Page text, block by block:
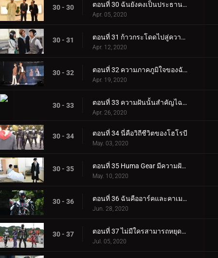
30 - 30 ตอนที่ 30 ฉันยังคงเป็นประธานและเป็นคาเมนไรเดอร์
Apr. 05, 2020
30 - 31 ตอนที่ 31 ก้าวกระโดดไปสู่ความฝันของคุณ
Apr. 12, 2020
30 - 32 ตอนที่ 32 ความภาคภูมิใจของฉัน! รันเวย์แห่งความฝัน
Apr. 19, 2020
30 - 33 ตอนที่ 33 ความฝันนั้นสำคัญไฉน?
Apr. 26, 2020
30 - 34 ตอนที่ 34 นี่คือวิถีชีวิตของโฮโรบี
May. 03, 2020
30 - 35 ตอนที่ 35 Huma Gear มีความฝันแบบไหน?
May. 10, 2020
30 - 36 ตอนที่ 36 ฉันคืออาร์คและคาเมนไรเดอร์
Jun. 28, 2020
30 - 37 ตอนที่ 37 ไม่มีใครสามารถหยุดมันได้
Jul. 05, 2020